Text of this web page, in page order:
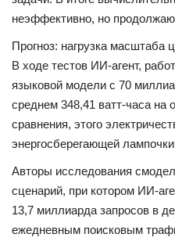
НАУКА
неэффективно, но
Прогноз: нагрузка масштаба
В ходе тестов ИИ-агент,
языковой модели с 70
среднем 348,41 ватт-часа на
сравнения, этого
энергосберегающей
Авторы исследования
сценарий, при котором ИИ-
13,7 миллиарда запросов в
ежедневным поисковым